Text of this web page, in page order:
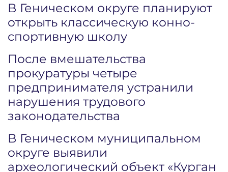
В Геническом округе планируют
открыть классическую конно-
спортивную школу
После вмешательства
прокуратуры четыре
предпринимателя устранили
нарушения трудового
законодательства
В Геническом муниципальном
округе выявили
археологический объект «Курган